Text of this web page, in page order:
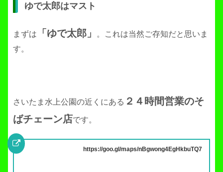
ゆで太郎はマスト
まずは 「ゆで太郎」
。これは当然ご存知だと思いま
す。
さいたま水上公園の近くにある ２４時間営業のそ
ばチェーン店です。
https://goo.gl/maps/nBgwong4EgHkbuTQ7